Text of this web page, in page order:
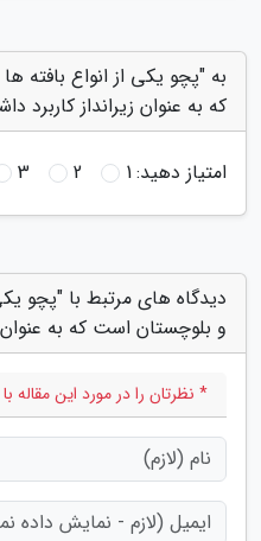
به "پچو یکی از انواع
که به عنوان زیرانداز کاربرد
امتیاز دهید:1
2
3
دیدگاه های مرتبط با "پچو
و بلوچستان است که به عنوان
* نظرتان را در مورد این مقاله